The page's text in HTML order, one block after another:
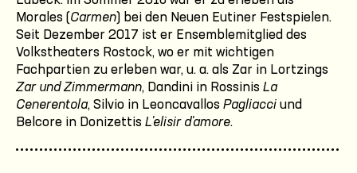
Morales (Carmen) bei den Neuen Eutiner Festspielen.
Seit Dezember 2017 ist er Ensemblemitglied des
Volkstheaters Rostock, wo er mit wichtigen
Fachpartien zu erleben war, u. a. als Zar in Lortzings
Zar und Zimmermann, Dandini in Rossinis La
Cenerentola, Silvio in Leoncavallos Pagliacci und
Belcore in Donizettis L'elisir d'amore.